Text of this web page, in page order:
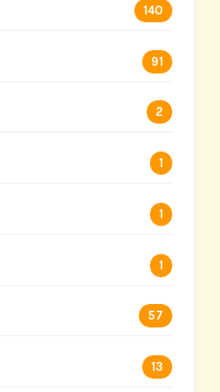
140
91
2
1
1
1
57
13